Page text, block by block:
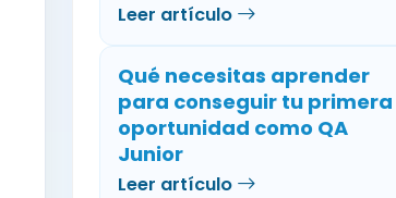
Leer artículo
Qué necesitas aprender
para conseguir tu primera
oportunidad como QA
Junior
Leer artículo